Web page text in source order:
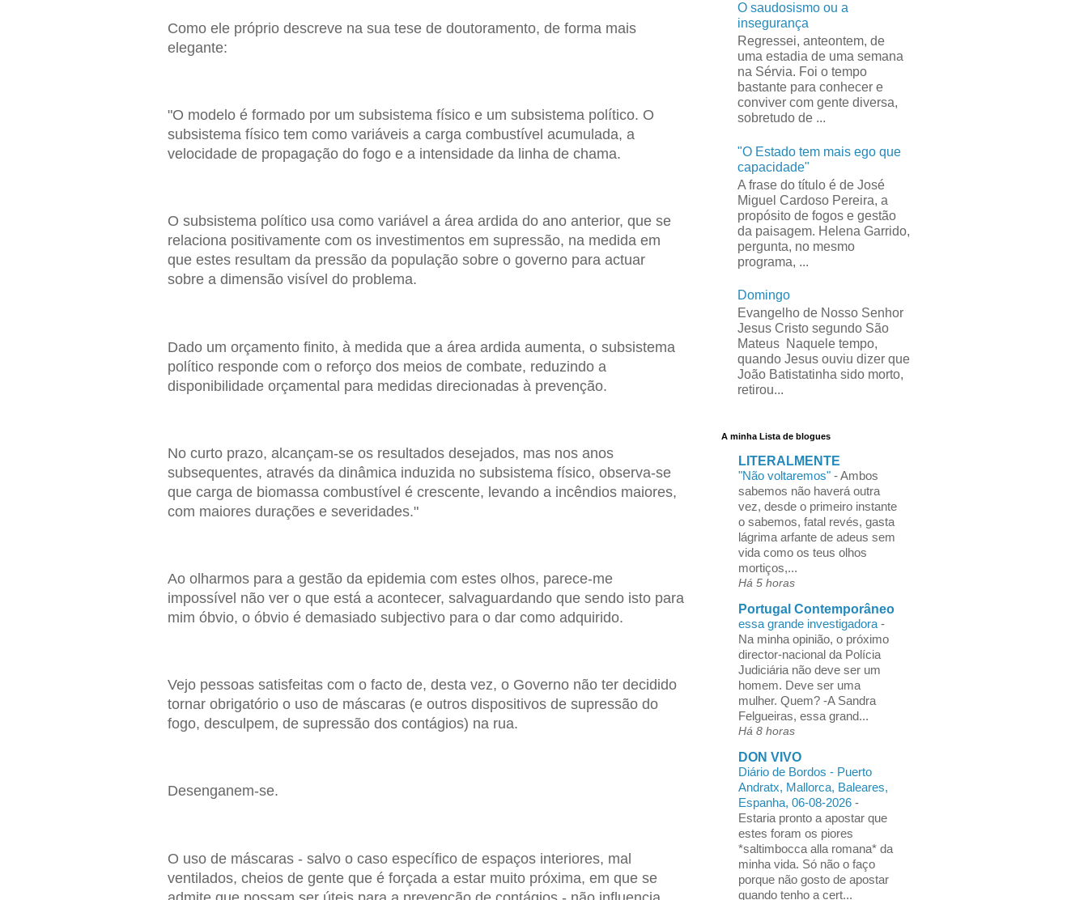
Como ele próprio descreve na sua tese de doutoramento, de forma mais
elegante:
"O modelo é formado por um subsistema físico e um subsistema político. O
subsistema físico tem como variáveis a carga combustível acumulada, a
velocidade de propagação do fogo e a intensidade da linha de chama.
O subsistema político usa como variável a área ardida do ano anterior, que se
relaciona positivamente com os investimentos em supressão, na medida em
que estes resultam da pressão da população sobre o governo para actuar
sobre a dimensão visível do problema.
Dado um orçamento finito, à medida que a área ardida aumenta, o subsistema
político responde com o reforço dos meios de combate, reduzindo a
disponibilidade orçamental para medidas direcionadas à prevenção.
No curto prazo, alcançam-se os resultados desejados, mas nos anos
subsequentes, através da dinâmica induzida no subsistema físico, observa-se
que carga de biomassa combustível é crescente, levando a incêndios maiores,
com maiores durações e severidades."
Ao olharmos para a gestão da epidemia com estes olhos, parece-me
impossível não ver o que está a acontecer, salvaguardando que sendo isto para
mim óbvio, o óbvio é demasiado subjectivo para o dar como adquirido.
Vejo pessoas satisfeitas com o facto de, desta vez, o Governo não ter decidido
tornar obrigatório o uso de máscaras (e outros dispositivos de supressão do
fogo, desculpem, de supressão dos contágios) na rua.
Desenganem-se.
O uso de máscaras - salvo o caso específico de espaços interiores, mal
ventilados, cheios de gente que é forçada a estar muito próxima, em que se
O saudosismo ou a
insegurança
Regressei, anteontem, de
uma estadia de uma semana
na Sérvia. Foi o tempo
bastante para conhecer e
conviver com gente diversa,
sobretudo de ...
"O Estado tem mais ego que
capacidade"
A frase do título é de José
Miguel Cardoso Pereira, a
propósito de fogos e gestão
da paisagem. Helena Garrido,
pergunta, no mesmo
programa, ...
Domingo
Evangelho de Nosso Senhor
Jesus Cristo segundo São
Mateus Naquele tempo,
quando Jesus ouviu dizer que
João Batistatinha sido morto,
retirou...
A minha Lista de blogues
LITERALMENTE
"Não voltaremos" -Ambos
sabemos não haverá outra
vez, desde o primeiro instante
o sabemos, fatal revés, gasta
lágrima arfante de adeus sem
vida como os teus olhos
mortiços,...
Há 5 horas
Portugal Contemporâneo
essa grande investigadora -
Na minha opinião, o próximo
director-nacional da Polícia
Judiciária não deve ser um
homem. Deve ser uma
mulher. Quem? -A Sandra
Felgueiras, essa grand...
Há 8 horas
DON VIVO
Diário de Bordos - Puerto
Andratx, Mallorca, Baleares,
Espanha, 06-08-2026 -
Estaria pronto a apostar que
estes foram os piores
*saltimbocca alla romana* da
minha vida. Só não o faço
porque não gosto de apostar
quando tenho a cert...